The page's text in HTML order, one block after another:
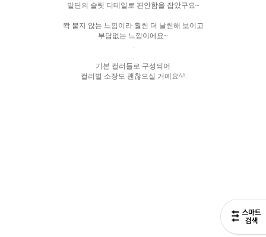
밑단의 슬릿 디테일로 편안함을 잡았구요~
쫙 붙지 않는 느낌이라 훨씬 더 날씬해 보이고
부담없는 느낌이에요~
기본 컬러들로 구성되어
컬러별 소장도 괜찮으실 거예요^^